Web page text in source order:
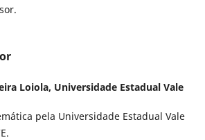
Loiola, Universidade Estadual Vale
pela Universidade Estadual Vale